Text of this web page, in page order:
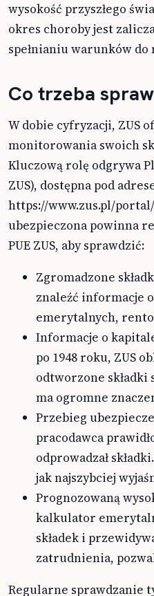
wysokość przyszłego
okres choroby jest
spełnianiu warunków
Co trzeba
W dobie cyfryzacji, ZUS
monitorowania swoich
Kluczową rolę odgrywa
ZUS), dostępna pod
https://www.zus.pl/
ubezpieczona powinna
PUE ZUS, aby sprawdzić:
Zgromadzone
znaleźć informacje
emerytalnych,
Informacje o
po 1948 roku, ZUS
odtworzone składki
ma ogromne
Przebieg
pracodawca
odprowadzał
jak najszybciej
Prognozowaną
kalkulator
składek i
zatrudnienia,
Regularne sprawdzanie